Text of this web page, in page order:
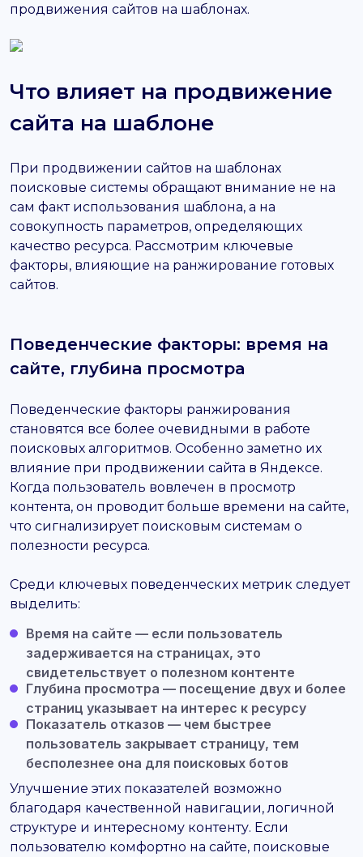
продвижения сайтов на шаблонах.
Что влияет на продвижение
сайта на шаблоне
При продвижении сайтов на шаблонах
поисковые системы обращают внимание не на
сам факт использования шаблона, а на
совокупность параметров, определяющих
качество ресурса. Рассмотрим ключевые
факторы, влияющие на ранжирование готовых
сайтов.
Поведенческие факторы: время на
сайте, глубина просмотра
Поведенческие факторы ранжирования
становятся все более очевидными в работе
поисковых алгоритмов. Особенно заметно их
влияние при продвижении сайта в Яндексе.
Когда пользователь вовлечен в просмотр
контента, он проводит больше времени на сайте,
что сигнализирует поисковым системам о
полезности ресурса.
Среди ключевых поведенческих метрик следует
выделить:
Время на сайте — если пользователь
задерживается на страницах, это
свидетельствует о полезном контенте
Глубина просмотра — посещение двух и более
страниц указывает на интерес к ресурсу
Показатель отказов — чем быстрее
пользователь закрывает страницу, тем
бесполезнее она для поисковых ботов
Улучшение этих показателей возможно
благодаря качественной навигации, логичной
структуре и интересному контенту. Если
пользователю комфортно на сайте, поисковые